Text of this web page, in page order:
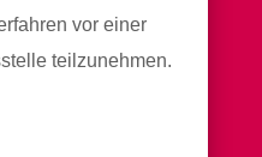
vor einer
teilzunehmen.